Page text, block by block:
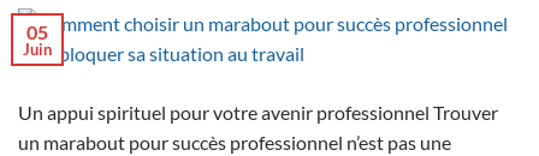
05
Juin
Un appui spirituel pour votre avenir professionnel Trouver
un marabout pour succès professionnel n’est pas une